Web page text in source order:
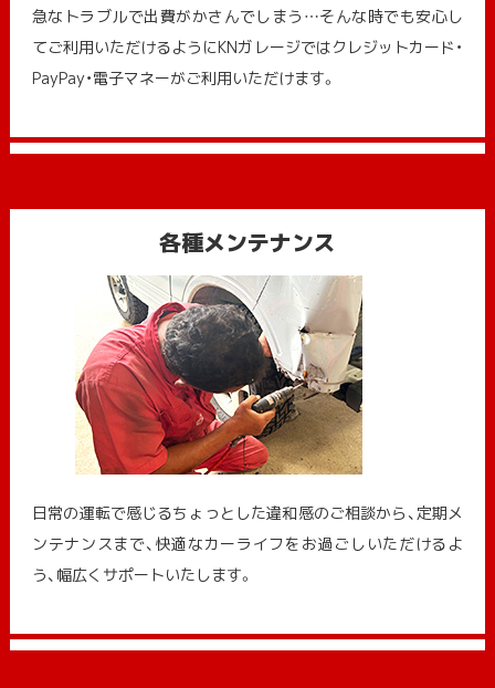
急なトラブルで出費がかさんでしまう…そんな時でも安心し
てご利用いただけるようにKNガレージではクレジットカード・
PayPay・電子マネーがご利用いただけます。
各種メンテナンス
日常の運転で感じるちょっとした違和感のご相談から、定期メ
ンテナンスまで、快適なカーライフをお過ごしいただけるよ
う、幅広くサポートいたします。